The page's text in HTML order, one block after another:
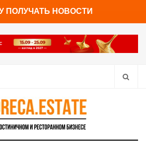
ПОЛУЧАТЬ НОВОСТИ